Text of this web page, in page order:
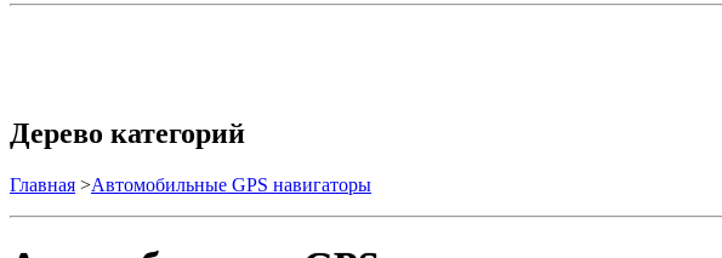
Дерево категорий
Главная >Автомобильные GPS навигаторы